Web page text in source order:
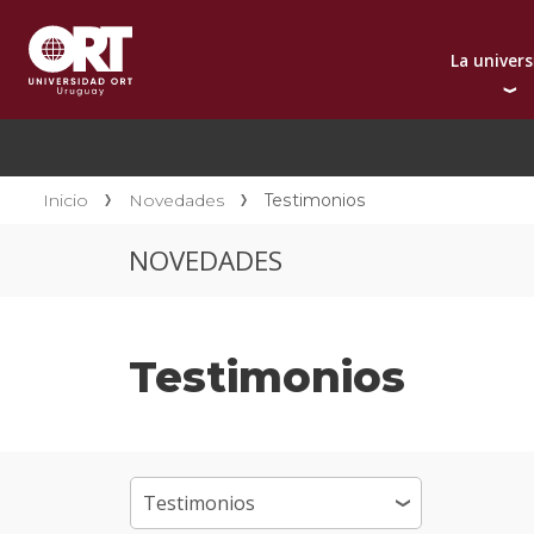
La
Presentación
Contacto
Inicio Novedades Testimonios
NOVEDADES
Testimonios